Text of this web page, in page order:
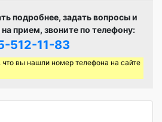
подробнее, задать вопросы и
на прием, звоните по телефону:
512-11-83
вы нашли номер телефона на сайте